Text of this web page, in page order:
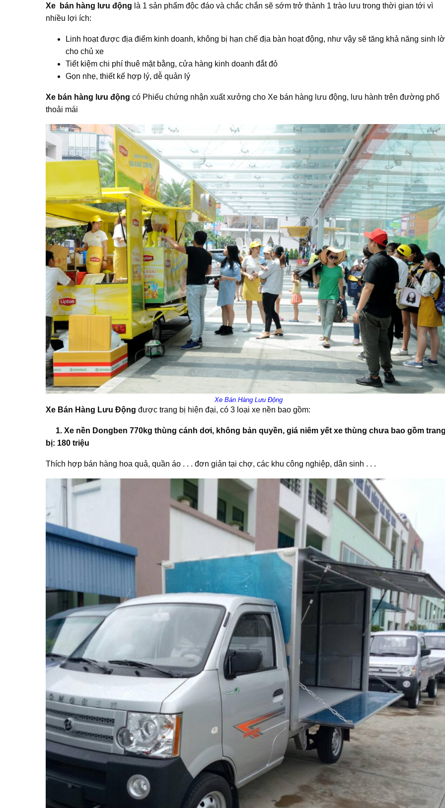
Xe bán hàng lưu động là 1 sản phẩm độc đáo và chắc chắn sẽ sớm trở thành 1 trào lưu trong thời gian tới vì
nhiều lợi ích:
Linh hoạt được địa điểm kinh doanh, không bị hạn chế địa bàn hoạt động, như vậy sẽ tăng khả năng sinh
cho chủ xe
Tiết kiệm chi phí thuê mặt bằng, cửa hàng kinh doanh đắt đỏ
Gọn nhẹ, thiết kế hợp lý, dễ quản lý
Xe bán hàng lưu động có Phiếu chứng nhận xuất xưởng cho Xe bán hàng lưu động, lưu hành trên đường phố
thoải mái
Xe Bán Hàng Lưu Động
Xe Bán Hàng Lưu Động được trang bị hiện đại, có 3 loại xe nền bao gồm:
1. Xe nền Dongben 770kg thùng cánh dơi, không bản quyền, giá niêm yết xe thùng chưa bao gồm
bị: 180 triệu
Thích hợp bán hàng hoa quả, quần áo . . . đơn giản tại chợ, các khu công nghiệp, dân sinh . . .